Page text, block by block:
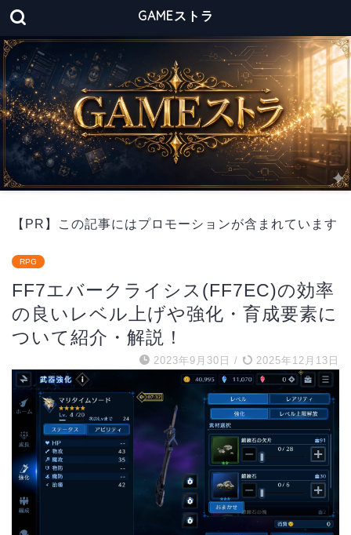
GAMEストラ
【PR】この記事にはプロモーションが含まれています
RPG
FF7エバークライシス(FF7EC)の効率
の良いレベル上げや強化・育成要素に
ついて紹介・解説！
2023年9月30日 / 2025年12月13日